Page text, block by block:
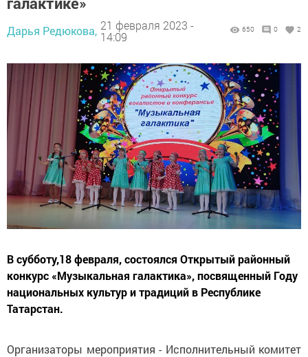
Дарья Редюкова, 21 февраля 2023 -
14:09
650 0 2
В субботу,18 февраля, состоялся Открытый районный
конкурс «Музыкальная галактика», посвященный Году
национальных культур и традиций в Республике
Татарстан.
Организаторы мероприятия - Исполнительный комитет